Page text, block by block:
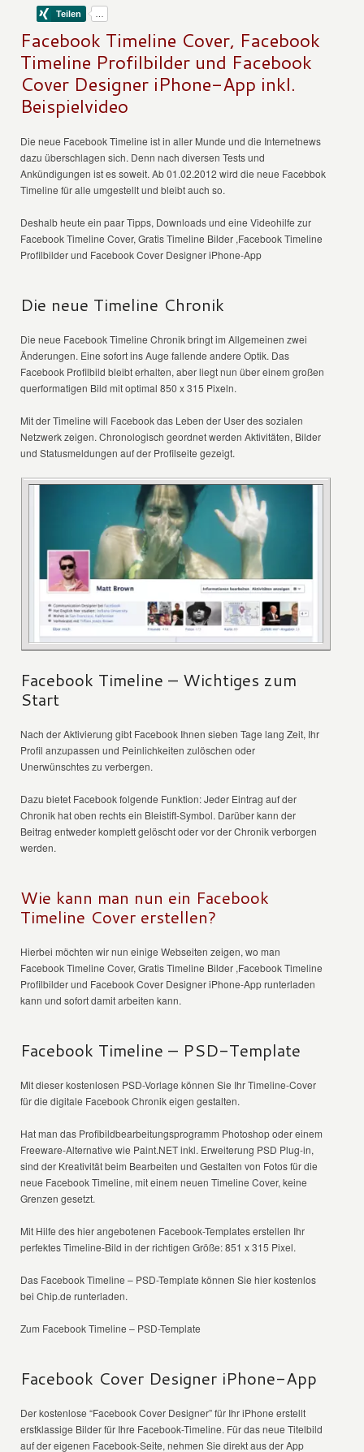
Facebook Timeline Cover, Facebook
Timeline Profilbilder und Facebook
Cover Designer iPhone-App inkl.
Beispielvideo
Die neue Facebook Timeline ist in aller Munde und die Internetnews
dazu überschlagen sich. Denn nach diversen Tests und
Ankündigungen ist es soweit. Ab 01.02.2012 wird die neue Facebbok
Timeline für alle umgestellt und bleibt auch so.
Deshalb heute ein paar Tipps, Downloads und eine Videohilfe zur
Facebook Timeline Cover, Gratis Timeline Bilder ,Facebook Timeline
Profilbilder und Facebook Cover Designer iPhone-App
Die neue Timeline Chronik
Die neue Facebook Timeline Chronik bringt im Allgemeinen zwei
Änderungen. Eine sofort ins Auge fallende andere Optik. Das
Facebook Profilbild bleibt erhalten, aber liegt nun über einem großen
querformatigen Bild mit optimal 850 x 315 Pixeln.
Mit der Timeline will Facebook das Leben der User des sozialen
Netzwerk zeigen. Chronologisch geordnet werden Aktivitäten, Bilder
und Statusmeldungen auf der Profilseite gezeigt.
Facebook Timeline – Wichtiges zum
Start
Nach der Aktivierung gibt Facebook Ihnen sieben Tage lang Zeit, Ihr
Profil anzupassen und Peinlichkeiten zulöschen oder
Unerwünschtes zu verbergen.
Dazu bietet Facebook folgende Funktion: Jeder Eintrag auf der
Chronik hat oben rechts ein Bleistift-Symbol. Darüber kann der
Beitrag entweder komplett gelöscht oder vor der Chronik verborgen
werden.
Wie kann man nun ein Facebook
Timeline Cover erstellen?
Hierbei möchten wir nun einige Webseiten zeigen, wo man
Facebook Timeline Cover, Gratis Timeline Bilder ,Facebook Timeline
Profilbilder und Facebook Cover Designer iPhone-App runterladen
kann und sofort damit arbeiten kann.
Facebook Timeline – PSD-Template
Mit dieser kostenlosen PSD-Vorlage können Sie Ihr Timeline-Cover
für die digitale Facebook Chronik eigen gestalten.
Hat man das Profibildbearbeitungsprogramm Photoshop oder einem
Freeware-Alternative wie Paint.NET inkl. Erweiterung PSD Plug-in,
sind der Kreativität beim Bearbeiten und Gestalten von Fotos für die
neue Facebook Timeline, mit einem neuen Timeline Cover, keine
Grenzen gesetzt.
Mit Hilfe des hier angebotenen Facebook-Templates erstellen Ihr
perfektes Timeline-Bild in der richtigen Größe: 851 x 315 Pixel.
Das Facebook Timeline – PSD-Template können Sie hier kostenlos
bei Chip.de runterladen.
Zum Facebook Timeline – PSD-Template
Facebook Cover Designer iPhone-App
Der kostenlose “Facebook Cover Designer” für Ihr iPhone erstellt
erstklassige Bilder für Ihre Facebook-Timeline. Für das neue Titelbild
auf der eigenen Facebook-Seite, nehmen Sie direkt aus der App